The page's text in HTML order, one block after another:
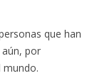
que han
por
mundo.